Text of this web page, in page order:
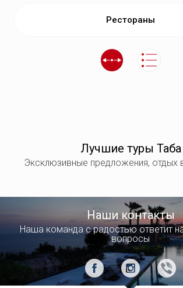
Рестораны
Лучшие туры Таба
Эксклюзивные предложения, отдых
Наши контакты
Наша команда с радостью ответит
вопросы